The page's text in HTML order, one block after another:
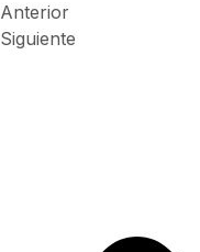
Anterior
Siguiente